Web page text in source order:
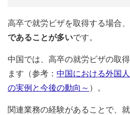
高卒で就労ビザを取得する場合、
であることが多いです。
中国では、高卒の就労ビザの取
ます（参考： 中国における外国
の実例と今後の動向～ ）。
関連業務の経験があることで、